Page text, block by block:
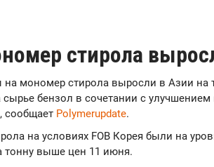
стирола
на мономер стирола выросли в Азии на
бензол в сочетании с улучшением
сообщает Polymerupdate.
на условиях FOB Корея были на
тонну выше цен 11 июня.